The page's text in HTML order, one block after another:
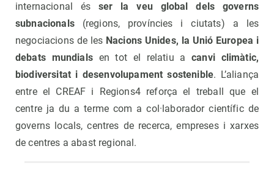
internacional és ser la veu global dels governs
subnacionals (regions, províncies i ciutats) a les
negociacions de les Nacions Unides, la Unió Europea i
debats mundials en tot el relatiu acanvi climàtic,
biodiversitat i desenvolupament sostenible. L’aliança
entre el CREAF i Regions4 reforça el treball que el
centre ja du a terme com a col·laborador científic de
governs locals, centres de recerca, empreses i xarxes
de centres a abast regional.